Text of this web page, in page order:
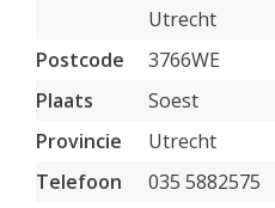
Utrecht
Postcode
3766WE
Plaats
Soest
Provincie
Utrecht
Telefoon
035 5882575